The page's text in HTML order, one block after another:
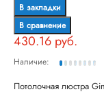
В закладки
В сравнение
430.16 руб.
Наличие:
Потолочная люстра